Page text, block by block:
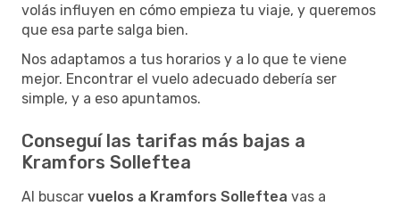
volás influyen en cómo empieza tu viaje, y queremos
que esa parte salga bien.
Nos adaptamos a tus horarios y a lo que te viene
mejor. Encontrar el vuelo adecuado debería ser
simple, y a eso apuntamos.
Conseguí las tarifas más bajas a
Kramfors Solleftea
Al buscar vuelos a Kramfors Solleftea vas a